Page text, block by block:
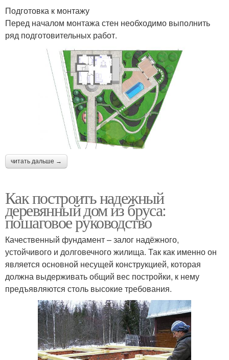
Подготовка к монтажу
Перед началом монтажа стен необходимо выполнить
ряд подготовительных работ.
читать дальше →
Как построить надежный
деревянный дом из бруса:
пошаговое руководство
Качественный фундамент – залог надёжного,
устойчивого и долговечного жилища. Так как именно он
является основной несущей конструкцией, которая
должна выдерживать общий вес постройки, к нему
предъявляются столь высокие требования.